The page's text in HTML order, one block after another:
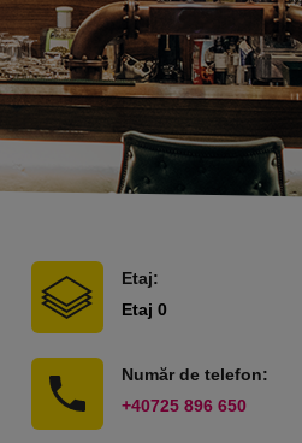
Etaj:
Etaj 0
Număr de telefon:
+40725 896 650